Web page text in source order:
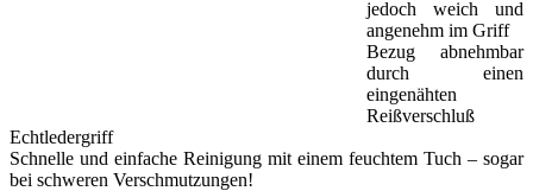
jedoch weich und
angenehm im Griff
Bezug abnehmbar
durch einen
eingenähten
Reißverschluß
Echtledergriff
Schnelle und einfache Reinigung mit einem feuchtem Tuch – sogar
bei schweren Verschmutzungen!